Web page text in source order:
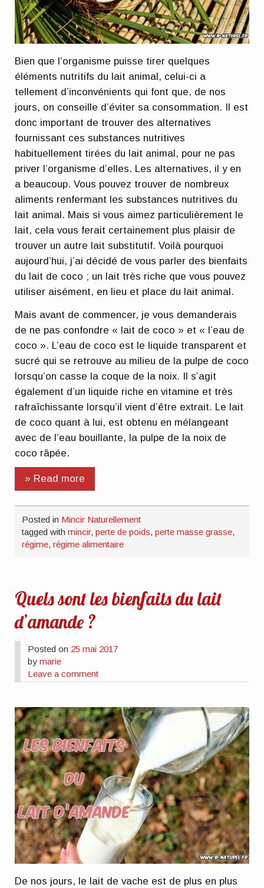
Bien que l’organisme puisse tirer quelques
éléments nutritifs du lait animal, celui-ci a
tellement d’inconvénients qui font que, de nos
jours, on conseille d’éviter sa consommation. Il est
donc important de trouver des alternatives
fournissant ces substances nutritives
habituellement tirées du lait animal, pour ne pas
priver l’organisme d’elles. Les alternatives, il y en
a beaucoup. Vous pouvez trouver de nombreux
aliments renfermant les substances nutritives du
lait animal. Mais si vous aimez particulièrement le
lait, cela vous ferait certainement plus plaisir de
trouver un autre lait substitutif. Voilà pourquoi
aujourd’hui, j’ai décidé de vous parler des bienfaits
du lait de coco ; un lait très riche que vous pouvez
utiliser aisément, en lieu et place du lait animal.
Mais avant de commencer, je vous demanderais
de ne pas confondre « lait de coco » et « l’eau de
coco ». L’eau de coco est le liquide transparent et
sucré qui se retrouve au milieu de la pulpe de coco
lorsqu’on casse la coque de la noix. Il s’agit
également d’un liquide riche en vitamine et très
rafraîchissante lorsqu’il vient d’être extrait. Le lait
de coco quant à lui, est obtenu en mélangeant
avec de l’eau bouillante, la pulpe de la noix de
coco râpée.
» Read more
Posted in Mincir Naturellement
tagged withmincir,perte de poids,perte masse grasse,
régime,régime alimentaire
Quels sont les bienfaits du lait
d’amande ?
Posted on 25 mai 2017
bymarie
Leave a comment
De nos jours, le lait de vache est de plus en plus